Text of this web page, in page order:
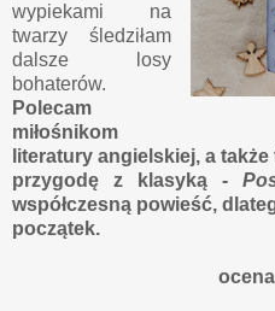
wypiekami na
twarzy śledziłam
dalsze losy
bohaterów.
Polecam
miłośnikom
literatury angielskiej, a
przygodę z klasyką -
współczesną powieść,
początek.